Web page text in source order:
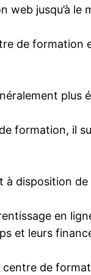
jusqu’à le
de
plus
formation, il
disposition
en
et leurs
centre de